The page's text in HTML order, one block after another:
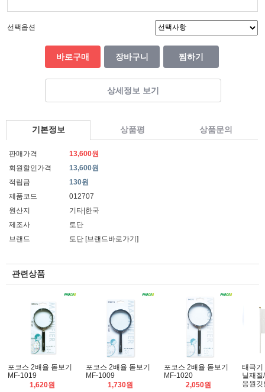
선택옵션
바로구매 장바구니 찜하기
상세정보 보기
기본정보 상품평 상품문의
판매가격
13,600원
회원할인가격
13,600원
적립금
130원
제품코드
012707
원산지
기타|한국
제조사
토단
브랜드
토단 [브랜드바로가기]
관련상품
포코스 2배율 돋보기
MF-1019
1,620원
포코스 2배율 돋보기
MF-1009
1,730원
포코스 2배율 돋보기
MF-1020
2,050원
태극기
닐재
응원